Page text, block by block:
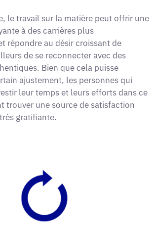
le travail sur la matière peut offrir une
à des carrières plus
répondre au désir croissant de
de se reconnecter avec des
Bien que cela puisse
ajustement, les personnes qui
leur temps et leurs efforts dans ce
trouver une source de satisfaction
gratifiante.